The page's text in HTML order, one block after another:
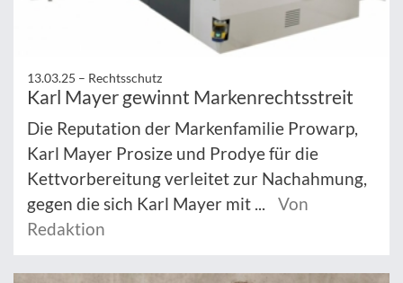
13.03.25 – Rechtsschutz
Karl Mayer gewinnt Markenrechtsstreit
Die Reputation der Markenfamilie Prowarp,
Karl Mayer Prosize und Prodye für die
Kettvorbereitung verleitet zur Nachahmung,
gegen die sich Karl Mayer mit ...
Von
Redaktion